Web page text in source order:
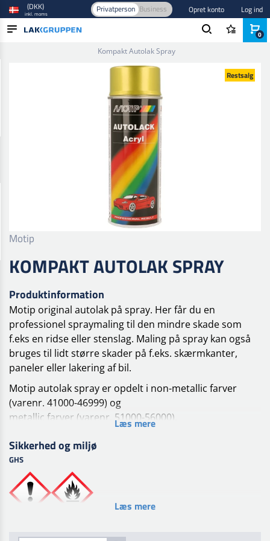
(DKK)
inkl. moms Privatperson Business Opret konto Log ind
Kompakt Autolak Spray
Restsalg
Motip
KOMPAKT AUTOLAK SPRAY
Produktinformation
Motip original autolak på spray. Her får du en
professionel spraymaling til den mindre skade som
f.eks en ridse eller stenslag. Maling på spray kan også
bruges til lidt større skader på f.eks. skærmkanter,
paneler eller lakering af bil.
Motip autolak spray er opdelt i non-metallic farver
(varenr. 41000-46999) og
metallic farver (varenr. 51000-56000).
Overfladen skal være ren, tør og fri for fedt. Fjern løs
gammel lak, rust og slib
overflade. Påfør et lag MoTip primer egnet til
overfladen. Efter tørring slibes bundlaget (korn 600).
Læs mere
Sikkerhed og miljø
GHS
Læs mere
0